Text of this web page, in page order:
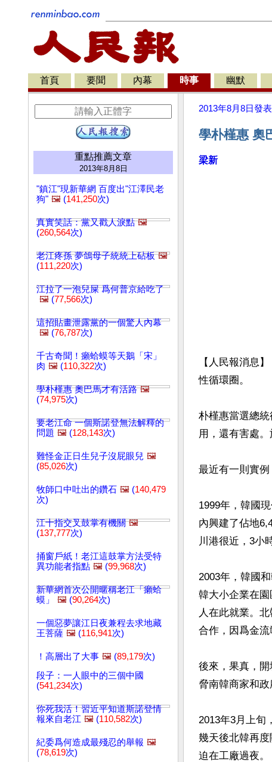
首頁 要聞 內幕 時事 幽默
重點推薦文章
2013年8月8日
"鎮江"現新華網 百度出"江澤民老
狗" 🖼️ (141,250次)
真實笑話：黨又戳人淚點 🖼️
(260,564次)
老江疼孫 夢鴿母子統統上砧板 🖼️
(111,220次)
江拉了一泡兒屎 爲何普京給吃了
🖼️ (77,566次)
這招貼畫泄露黨的一個驚人內幕
🖼️ (76,787次)
千古奇聞！癩蛤蟆等天鵝「宋」
肉 🖼️ (110,322次)
學朴槿惠 奧巴馬才有活路 🖼️
(74,975次)
要老江命 一個斯諾登無法解釋的
問題 🖼️ (128,143次)
難怪金正日生兒子沒屁眼兒 🖼️
(85,026次)
牧師口中吐出的鑽石 🖼️ (140,479
次)
江十指交叉鼓掌有機關 🖼️
(137,777次)
捅窗戶紙！老江這鼓掌方法受特
異功能者指點 🖼️ (99,968次)
新華網首次公開暱稱老江「癩蛤
蟆」
🖼️ (90,264次)
一個惡夢讓江日夜兼程去求地藏
王菩薩 🖼️ (116,941次)
！高層出了大事 🖼️ (89,179次)
段子：一人眼中的三個中國
(541,234次)
你死我活！習近平知道斯諾登情
報來自老江 🖼️ (110,582次)
紀委爲何造成最殘忍的舉報 🖼️
(78,619次)
2013年8月8日發表
學朴槿惠 奧
梁新
【人民報消息
性循環圈。
朴槿惠當選總
用，還有害處
最近有一則實
1999年，韓國
內興建了佔地
川港很近，3小
2003年，韓國
韓大小企業在
人在此就業。
合作，因爲金流
後來，果真，
脅南韓商家和政
2013年3月上旬
幾天後北韓再
迫在工廠過夜。